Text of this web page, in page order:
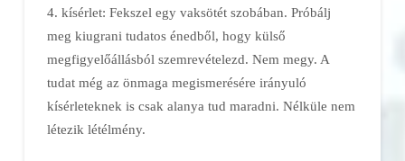
4. kísérlet: Fekszel egy vaksötét szobában. Próbálj
meg kiugrani tudatos énedből, hogy külső
megfigyelőállásból szemrevételezd. Nem megy. A
tudat még az önmaga megismerésére irányuló
kísérleteknek is csak alanya tud maradni. Nélküle nem
létezik létélmény.